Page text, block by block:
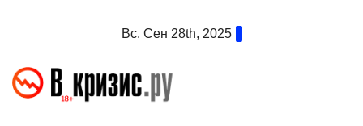
Вс. Сен 28th, 2025